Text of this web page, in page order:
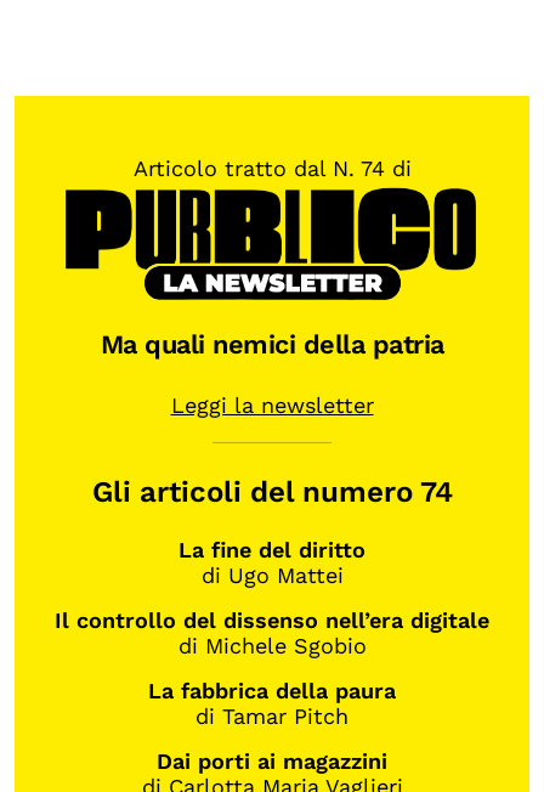
Articolo tratto dal N. 74 di
Ma quali nemici della patria
Leggi la newsletter
Gli articoli del numero 74
La fine del diritto
di Ugo Mattei
Il controllo del dissenso nell’era digitale
di Michele Sgobio
La fabbrica della paura
di Tamar Pitch
Dai porti ai magazzini
di Carlotta Maria Vaglieri